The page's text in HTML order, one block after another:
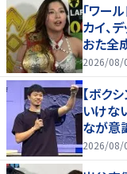
「ワー
カイ、
おた全
2026/08/
【ボク
いけな
なが意
2026/08/